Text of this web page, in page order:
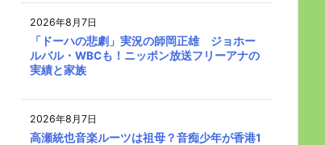
2026年8月7日
「ドーハの悲劇」実況の師岡正雄 ジョホー
ルバル・WBCも！ニッポン放送フリーアナの
実績と家族
2026年8月7日
高瀬統也音楽ルーツは祖母？音痴少年が香港1